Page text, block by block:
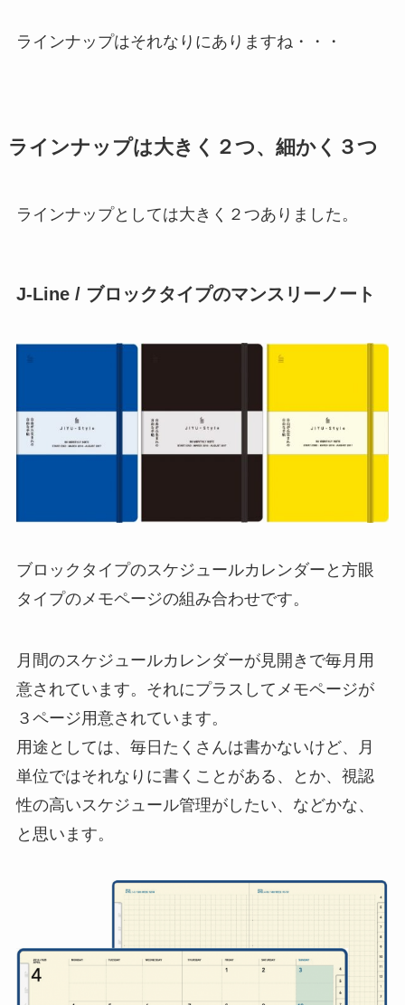
ラインナップはそれなりにありますね・・・
ラインナップは大きく２つ、細かく３つ
ラインナップとしては大きく２つありました。
J-Line / ブロックタイプのマンスリーノート
ブロックタイプのスケジュールカレンダーと方眼
タイプのメモページの組み合わせです。
月間のスケジュールカレンダーが見開きで毎月用
意されています。それにプラスしてメモページが
３ページ用意されています。
用途としては、毎日たくさんは書かないけど、月
単位ではそれなりに書くことがある、とか、視認
性の高いスケジュール管理がしたい、などかな、
と思います。